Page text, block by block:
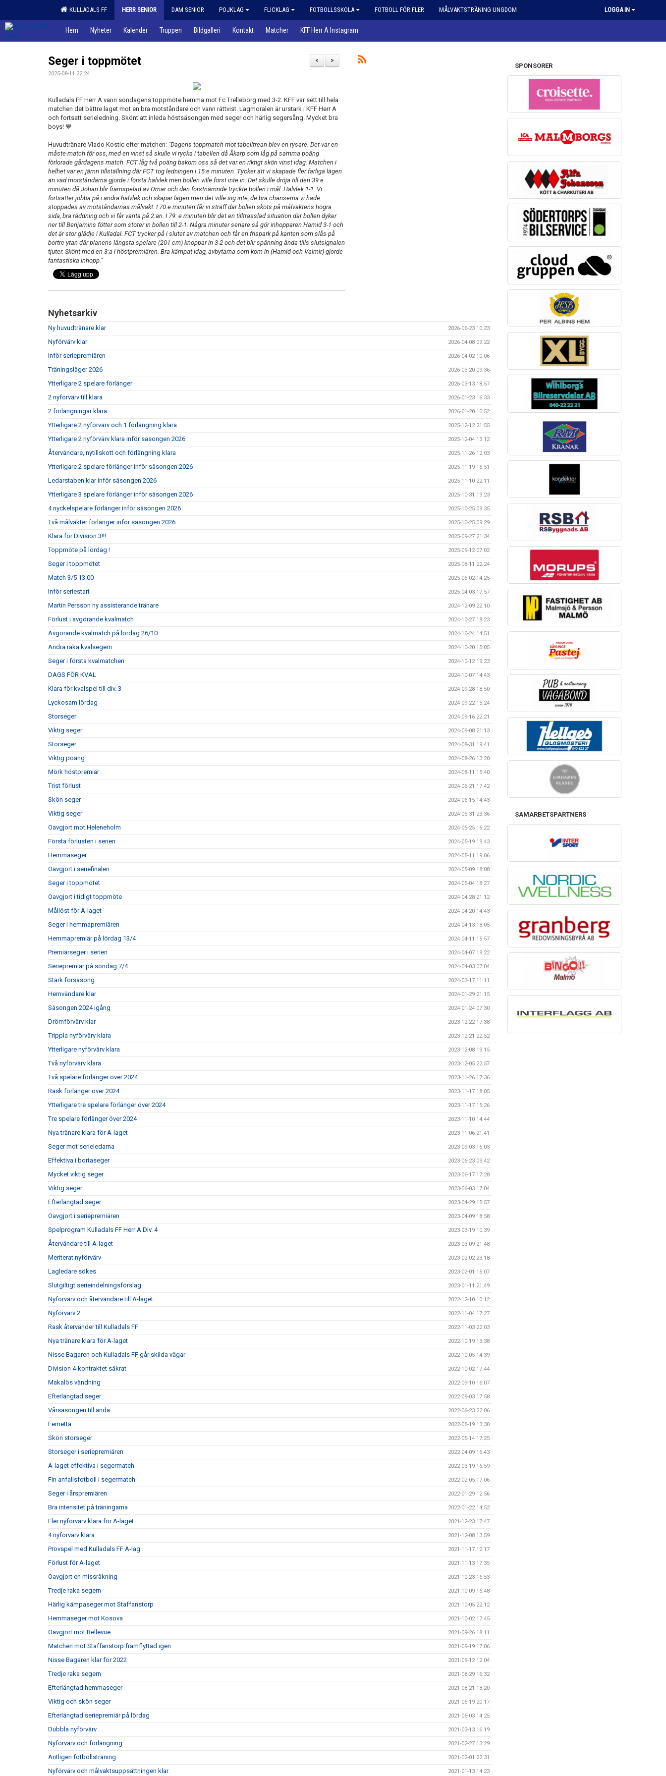
KULLADALS FF HERR SENIOR DAM SENIOR POJKLAG FLICKLAG FOTBOLLSSKOLA FOTBOLL FÖR FLER MÅLVAKTSTRÄNING UNGDOM LOGGA IN
Hem Nyheter Kalender Truppen Bildgalleri Kontakt Matcher KFF Herr A Instagram
>
<
Seger i toppmötet
2025-08-11 22:24
Kulladals FF Herr A vann söndagens toppmöte hemma mot Fc Trelleborg med 3-2. KFF var sett till hela
matchen det bättre laget mot en bra motståndare och vann rättvist. Lagmoralen är urstark i KFF Herr A
och fortsatt serieledning. Skönt att inleda höstsäsongen med seger och härlig segersång. Mycket bra
boys! 💙
Huvudtränare Vlado Kostic efter matchen: "Dagens toppmatch mot tabelltrean blev en rysare. Det var en
måste-match för oss, med en vinst så skulle vi rycka i tabellen då Åkarp som låg på samma poäng
förlorade gårdagens match. FCT låg två poäng bakom oss så det var en riktigt skön vinst idag. Matchen i
helhet var en jämn tillställning där FCT tog ledningen i 15:e minuten. Tycker att vi skapade fler farliga lägen
än vad motståndarna gjorde i första halvlek men bollen ville först inte in. Det skulle dröja till den 39:e
minuten då Johan blir framspelad av Omar och den förstnämnde tryckte bollen i mål. Halvlek 1-1. Vi
fortsätter jobba på i andra halvlek och skapar lägen men det ville sig inte, de bra chanserna vi hade
stoppades av motståndarnas målvakt. I 70:e minuten får vi straff där bollen sköts på målvaktens högra
sida, bra räddning och vi får vänta på 2:an. I 79: e minuten blir det en tilltrasslad situation där bollen dyker
ner till Benjamins fötter som stöter in bollen till 2-1. Några minuter senare så gör inhopparen Hamid 3-1 och
det är stor glädje i Kulladal. FCT trycker på i slutet av matchen och får en frispark på kanten som slås på
bortre ytan där planens längsta spelare (201 cm) knoppar in 3-2 och det blir spänning ända tills slutsignalen
tjuter. Skönt med en 3:a i höstpremiären. Bra kämpat idag, avbytarna som kom in (Hamid och Valmir) gjorde
fantastiska inhopp."
Nyhetsarkiv
Ny huvudtränare klar 2026-06-23 10:23
Nyförvärv klar 2026-04-08 09:22
Inför seriepremiären 2026-04-02 10:06
Träningsläger 2026 2026-03-20 09:36
Ytterligare 2 spelare förlänger 2026-03-13 18:57
2 nyförvärv till klara 2026-01-23 16:33
2 förlängningar klara 2026-01-20 10:52
Ytterligare 2 nyförvärv och 1 förlängning klara 2025-12-12 21:55
Ytterligare 2 nyförvärv klara inför säsongen 2026 2025-12-04 13:12
Återvändare, nytillskott och förlängning klara 2025-11-26 12:03
Ytterligare 2 spelare förlänger inför säsongen 2026 2025-11-19 15:51
Ledarstaben klar inför säsongen 2026 2025-11-10 22:11
Ytterligare 3 spelare förlänger inför säsongen 2026 2025-10-31 19:23
4 nyckelspelare förlänger inför säsongen 2026 2025-10-25 09:35
Två målvakter förlänger inför säsongen 2026 2025-10-25 09:29
Klara för Division 3!!! 2025-09-27 21:34
Toppmöte på lördag ! 2025-09-12 07:02
Seger i toppmötet 2025-08-11 22:24
Match 3/5 13.00 2025-05-02 14:25
Inför seriestart 2025-04-03 17:57
Martin Persson ny assisterande tränare 2024-12-09 22:10
Förlust i avgörande kvalmatch 2024-10-27 18:23
Avgörande kvalmatch på lördag 26/10 2024-10-24 14:51
Andra raka kvalsegern 2024-10-20 15:05
Seger i första kvalmatchen 2024-10-12 19:23
DAGS FÖR KVAL 2024-10-07 14:43
Klara för kvalspel till div. 3 2024-09-28 18:50
Lyckosam lördag 2024-09-22 15:24
Storseger 2024-09-16 22:21
Viktig seger 2024-09-08 21:13
Storseger 2024-08-31 19:41
Viktig poäng 2024-08-26 13:20
Mörk höstpremiär 2024-08-11 15:40
Trist förlust 2024-06-21 17:42
Skön seger 2024-06-15 14:43
Viktig seger 2024-05-31 23:36
Oavgjort mot Heleneholm 2024-05-25 16:22
Första förlusten i serien 2024-05-19 19:43
Hemmaseger 2024-05-11 19:06
Oavgjort i seriefinalen 2024-05-09 18:08
Seger i toppmötet 2024-05-04 18:27
Oavgjort i tidigt toppmöte 2024-04-28 21:12
Mållöst för A-laget 2024-04-20 14:43
Seger i hemmapremiären 2024-04-13 18:05
Hemmapremiär på lördag 13/4 2024-04-11 15:57
Premiärseger i serien 2024-04-07 19:22
Seriepremiär på söndag 7/4 2024-04-03 07:04
Stark försäsong 2024-03-17 11:11
Hemvändare klar 2024-01-29 21:15
Säsongen 2024 igång 2024-01-24 07:30
Drömförvärv klar 2023-12-22 17:38
Trippla nyförvärv klara 2023-12-21 22:52
Ytterligare nyförvärv klara 2023-12-08 19:15
Två nyförvärv klara 2023-12-05 22:57
Två spelare förlänger över 2024 2023-11-26 17:36
Rask förlänger över 2024 2023-11-17 18:05
Ytterligare tre spelare förlänger över 2024 2023-11-17 15:26
Tre spelare förlänger över 2024 2023-11-10 14:44
Nya tränare klara för A-laget 2023-11-06 21:41
Seger mot serieledarna 2023-09-03 16:03
Effektiva i bortaseger 2023-06-23 09:42
Mycket viktig seger 2023-06-17 17:28
Viktig seger 2023-06-03 17:04
Efterlängtad seger 2023-04-29 15:57
Oavgjort i seriepremiären 2023-04-09 18:58
Spelprogram Kulladals FF Herr A Div. 4 2023-03-19 10:39
Återvändare till A-laget 2023-03-09 21:48
Meriterat nyförvärv 2023-02-02 23:18
Lagledare sökes 2023-02-01 15:07
Slutgiltigt serieindelningsförslag 2023-01-11 21:49
Nyförvärv och återvändare till A-laget 2022-12-10 10:12
Nyförvärv 2 2022-11-04 17:27
Rask återvänder till Kulladals FF 2022-11-03 22:03
Nya tränare klara för A-laget 2022-10-19 13:38
Nisse Bagaren och Kulladals FF går skilda vägar 2022-10-05 14:39
Division 4-kontraktet säkrat 2022-10-02 17:44
Makalös vändning 2022-09-10 16:07
Efterlängtad seger 2022-09-03 17:58
Vårsäsongen till ända 2022-06-23 22:06
Femetta 2022-05-19 13:30
Skön storseger 2022-05-14 17:25
Storseger i seriepremiären 2022-04-09 16:43
A-laget effektiva i segermatch 2022-03-19 16:59
Fin anfallsfotboll i segermatch 2022-02-05 17:06
Seger i årspremiären 2022-01-29 12:56
Bra intensitet på träningarna 2022-01-22 14:52
Fler nyförvärv klara för A-laget 2021-12-23 17:47
4 nyförvärv klara 2021-12-08 13:59
Provspel med Kulladals FF A-lag 2021-11-17 12:17
Förlust för A-laget 2021-11-13 17:35
Oavgjort en missräkning 2021-10-23 16:53
Tredje raka segern 2021-10-09 16:48
Härlig kämpaseger mot Staffanstorp 2021-10-05 22:12
Hemmaseger mot Kosova 2021-10-02 17:45
Oavgjort mot Bellevue 2021-09-26 18:11
Matchen mot Staffanstorp framflyttad igen 2021-09-19 17:06
Nisse Bagaren klar för 2022 2021-09-12 12:04
Tredje raka segern 2021-08-29 16:32
Efterlängtad hemmaseger 2021-08-21 18:20
Viktig och skön seger 2021-06-19 20:17
Efterlängtad seriepremiär på lördag 2021-06-03 14:25
Dubbla nyförvärv 2021-03-13 16:19
Nyförvärv och förlängning 2021-02-27 13:29
Äntligen fotbollsträning 2021-02-01 22:31
Nyförvärv och målvaktsuppsättningen klar 2021-01-13 14:23
SPONSORER
SAMARBETSPARTNERS